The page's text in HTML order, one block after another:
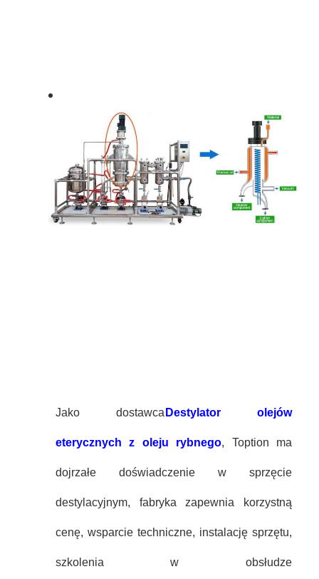
Jako dostawca Destylator olejów
eterycznych z oleju rybnego, Toption ma
dojrzałe doświadczenie w sprzęcie
destylacyjnym, fabryka zapewnia korzystną
cenę, wsparcie techniczne, instalację sprzętu,
szkolenia w obsłudze